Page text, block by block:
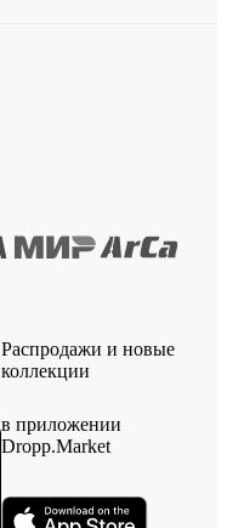
Распродажи и новые
коллекции
в приложении
Dropp.Market